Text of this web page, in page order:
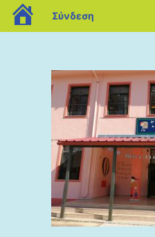
blogs.sch.gr
Σύνδεση